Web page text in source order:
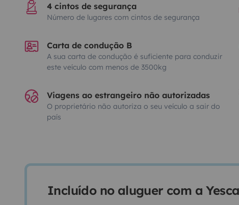
4 cintos de segurança
Número de lugares com cintos de segurança
Carta de condução B
A sua carta de condução é suficiente para conduzir
este veículo com menos de 3500kg
Viagens ao estrangeiro não autorizadas
O proprietário não autoriza o seu veículo a sair do
país
Incluído no aluguer com a